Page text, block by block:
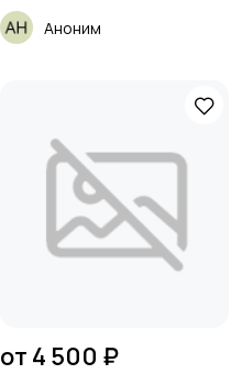
Аноним
от 4 500 ₽